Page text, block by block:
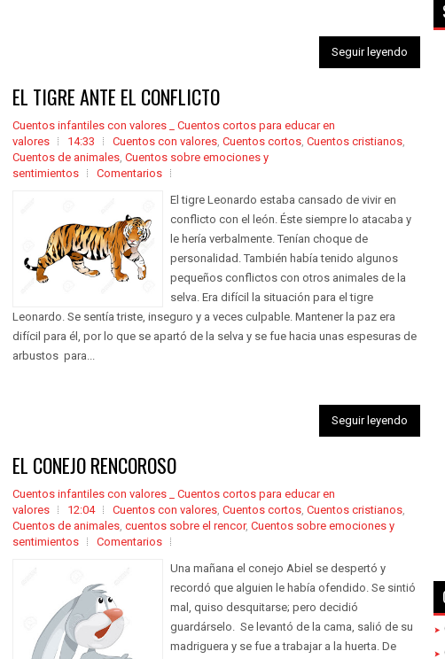
Seguir leyendo
EL TIGRE ANTE EL CONFLICTO
Cuentos infantiles con valores _ Cuentos cortos para educar en
valores
14:33 Cuentos con valores, Cuentos cortos, Cuentos cristianos,
Cuentos de animales, Cuentos sobre emociones y
sentimientos
Comentarios
El tigre Leonardo estaba cansado de vivir en
conflicto con el león. Éste siempre lo atacaba y
le hería verbalmente. Tenían choque de
personalidad. También había tenido algunos
pequeños conflictos con otros animales de la
selva. Era difícil la situación para el tigre
Leonardo. Se sentía triste, inseguro y a veces culpable. Mantener la paz era
difícil para él, por lo que se apartó de la selva y se fue hacia unas espesuras de
arbustos para...
Seguir leyendo
EL CONEJO RENCOROSO
Cuentos infantiles con valores _ Cuentos cortos para educar en
valores
12:04 Cuentos con valores, Cuentos cortos, Cuentos cristianos,
Cuentos de animales, cuentos sobre el rencor, Cuentos sobre emociones y
sentimientos
Comentarios
Una mañana el conejo Abiel se despertó y
recordó que alguien le había ofendido. Se sintió
mal, quiso desquitarse; pero decidió
guardárselo. Se levantó de la cama, salió de su
madriguera y se fue a trabajar a la huerta. De